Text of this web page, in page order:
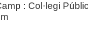
: Col·legi